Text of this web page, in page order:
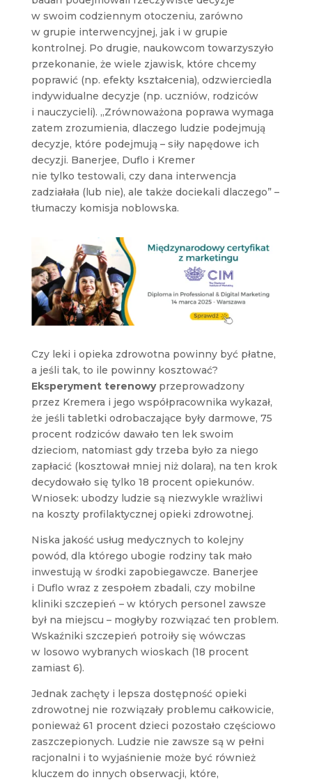
w swoim codziennym otoczeniu, zarówno
w grupie interwencyjnej, jak i w grupie
kontrolnej. Po drugie, naukowcom towarzyszyło
przekonanie, że wiele zjawisk, które chcemy
poprawić (np. efekty kształcenia), odzwierciedla
indywidualne decyzje (np. uczniów, rodziców
i nauczycieli). „Zrównoważona poprawa wymaga
zatem zrozumienia, dlaczego ludzie podejmują
decyzje, które podejmują – siły napędowe ich
decyzji. Banerjee, Duflo i Kremer
nie tylko testowali, czy dana interwencja
zadziałała (lub nie), ale także dociekali dlaczego” –
tłumaczy komisja noblowska.
Czy leki i opieka zdrowotna powinny być płatne,
a jeśli tak, to ile powinny kosztować?
Eksperyment terenowyprzeprowadzony
przez Kremera i jego współpracownika wykazał,
że jeśli tabletki odrobaczające były darmowe, 75
procent rodziców dawało ten lek swoim
dzieciom, natomiast gdy trzeba było za niego
zapłacić (kosztował mniej niż dolara), na ten krok
decydowało się tylko 18 procent opiekunów.
Wniosek: ubodzy ludzie są niezwykle wrażliwi
na koszty profilaktycznej opieki zdrowotnej.
Niska jakość usług medycznych to kolejny
powód, dla którego ubogie rodziny tak mało
inwestują w środki zapobiegawcze. Banerjee
i Duflo wraz z zespołem zbadali, czy mobilne
kliniki szczepień – w których personel zawsze
był na miejscu – mogłyby rozwiązać ten problem.
Wskaźniki szczepień potroiły się wówczas
w losowo wybranych wioskach (18 procent
zamiast 6).
Jednak zachęty i lepsza dostępność opieki
zdrowotnej nie rozwiązały problemu całkowicie,
ponieważ 61 procent dzieci pozostało częściowo
zaszczepionych. Ludzie nie zawsze są w pełni
racjonalni i to wyjaśnienie może być również
kluczem do innych obserwacji, które,